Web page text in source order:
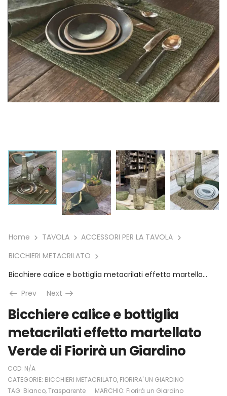
Home TAVOLA
ACCESSORI PER LA TAVOLA
BICCHIERI METACRILATO
Bicchiere calice e bottiglia metacrilati effetto martellato Verde di Fiorirà un Giardino
Prev
Next
Bicchiere calice e bottiglia
metacrilati effetto martellato
Verde di Fiorirà un Giardino
COD: N/A
CATEGORIE: BICCHIERI METACRILATO, FIORIRA' UN GIARDINO
TAG: Bianco,Trasparente MARCHIO: Fiorirà un Giardino